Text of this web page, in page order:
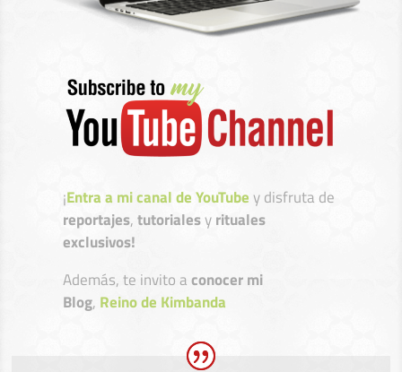
¡Entra a mi canal de YouTubey disfruta de
reportajes,tutorialesyrituales
exclusivos!
Además, te invito aconocer mi
Blog, Reino de Kimbanda